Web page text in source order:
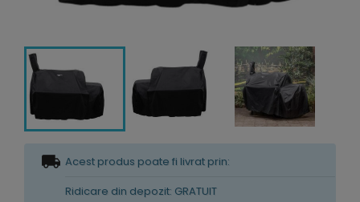
Acest produs poate fi livrat prin:
Ridicare din depozit: GRATUIT